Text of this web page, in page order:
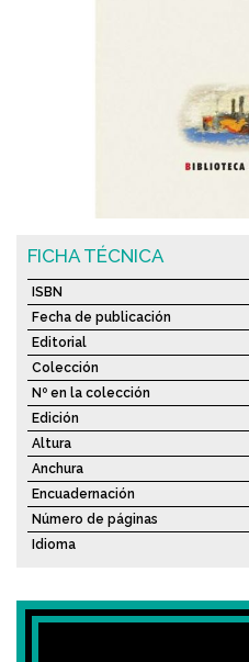
FICHA TÉCNICA
ISBN
Fecha de publicación
Editorial
Colección
Nº en la colección
Edición
Altura
Anchura
Encuadernación
Número de páginas
Idioma